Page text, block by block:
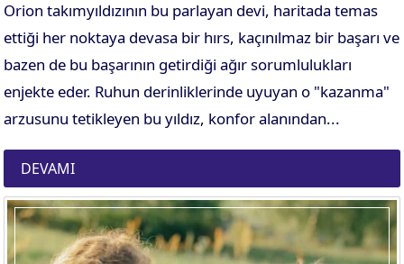
Orion takımyıldızının bu parlayan devi, haritada temas
ettiği her noktaya devasa bir hırs, kaçınılmaz bir başarı ve
bazen de bu başarının getirdiği ağır sorumlulukları
enjekte eder. Ruhun derinliklerinde uyuyan o "kazanma"
arzusunu tetikleyen bu yıldız, konfor alanından...
DEVAMI